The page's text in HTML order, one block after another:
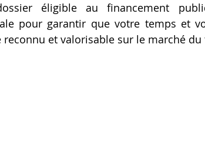
éligible au financement
pour garantir que votre temps et
et valorisable sur le marché du